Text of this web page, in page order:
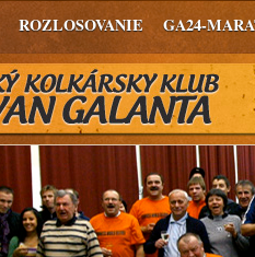
ROZLOSOVANIE GA24-